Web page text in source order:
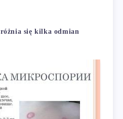
się kilka odmian